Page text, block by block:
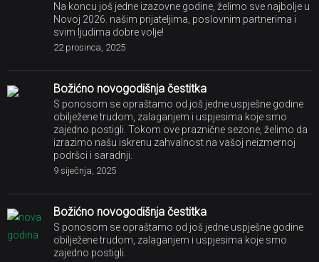
Na koncu još jedne izazovne godine, želimo sve najbolje u
Novoj 2026. našim prijateljima, poslovnim partnerima i
svim ljudima dobre volje!
22 prosinca, 2025
Božićno novogodišnja čestitka
S ponosom se opraštamo od još jedne uspješne godine
obilježene trudom, zalaganjem i uspjesima koje smo
zajedno postigli. Tokom ove praznične sezone, želimo da
izrazimo našu iskrenu zahvalnost na vašoj neizmernoj
podršci i saradnji.
9 siječnja, 2025
Božićno novogodišnja čestitka
S ponosom se opraštamo od još jedne uspješne godine
obilježene trudom, zalaganjem i uspjesima koje smo
zajedno postigli.